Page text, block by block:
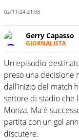
02/11/24 21:08
Gerry Capasso
GIORNALISTA
Per lui gli sport
football,
dove altri non
Un episodio
preso una decisione
dall’inizio del match
settore di stadio che
Monza. Ma è
partita con un gol
discutere.